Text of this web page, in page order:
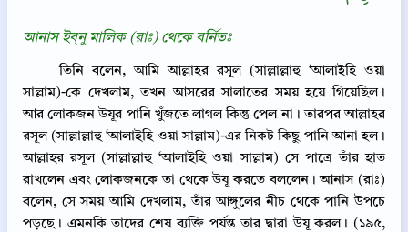
আনাস ইব্‌নু মালিক (রাঃ) থেকে বর্নিতঃ
তিনি বলেন, আমি আল্লাহর রসূল (সাল্লাল্লাহু ‘আলাইহি ওয়া
সাল্লাম)-কে দেখলাম, তখন আসরের সালাতের সময় হয়ে গিয়েছিল।
আর লোকজন উযূর পানি খুঁজতে লাগল কিন্তু পেল না। তারপর আল্লাহর
রসূল (সাল্লাল্লাহু ‘আলাইহি ওয়া সাল্লাম)-এর নিকট কিছু পানি আনা হল।
আল্লাহর রসূল (সাল্লাল্লাহু ‘আলাইহি ওয়া সাল্লাম) সে পাত্রে তাঁর হাত
রাখলেন এবং লোকজনকে তা থেকে উযূ করতে বললেন। আনাস (রাঃ)
বলেন, সে সময় আমি দেখলাম, তাঁর আঙ্গুলের নীচ থেকে পানি উপচে
পড়ছে। এমনকি তাদের শেষ ব্যক্তি পর্যন্ত তার দ্বারা উযূ করল। (১৯৫,